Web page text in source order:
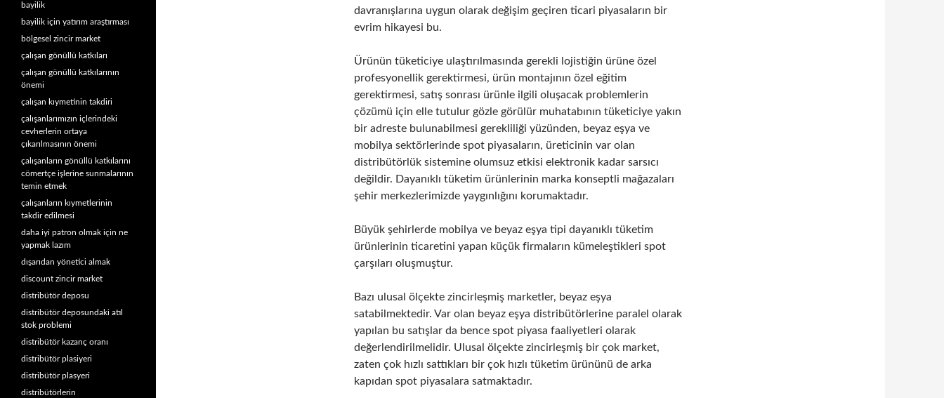
davranışlarına uygun olarak değişim geçiren ticari piyasaların bir
evrim hikayesi bu.
Ürünün tüketiciye ulaştırılmasında gerekli lojistiğin ürüne özel
profesyonellik gerektirmesi, ürün montajının özel eğitim
gerektirmesi, satış sonrası ürünle ilgili oluşacak problemlerin
çözümü için elle tutulur gözle görülür muhatabının tüketiciye yakın
bir adreste bulunabilmesi gerekliliği yüzünden, beyaz eşya ve
mobilya sektörlerinde spot piyasaların, üreticinin var olan
distribütörlük sistemine olumsuz etkisi elektronik kadar sarsıcı
değildir. Dayanıklı tüketim ürünlerinin marka konseptli mağazaları
şehir merkezlerimizde yaygınlığını korumaktadır.
Büyük şehirlerde mobilya ve beyaz eşya tipi dayanıklı tüketim
ürünlerinin ticaretini yapan küçük firmaların kümeleştikleri spot
çarşıları oluşmuştur.
Bazı ulusal ölçekte zincirleşmiş marketler, beyaz eşya
satabilmektedir. Var olan beyaz eşya distribütörlerine paralel olarak
yapılan bu satışlar da bence spot piyasa faaliyetleri olarak
değerlendirilmelidir. Ulusal ölçekte zincirleşmiş bir çok market,
zaten çok hızlı sattıkları bir çok hızlı tüketim ürününü de arka
kapıdan spot piyasalara satmaktadır.
bayilik
bayilik için yatırım araştırması
bölgesel zincir market
çalışan gönüllü katkıları
çalışan gönüllü katkılarının
önemi
çalışan kıymetinin takdiri
çalışanlarımızın içlerindeki
cevherlerin ortaya
çıkarılmasının önemi
çalışanların gönüllü katkılarını
cömertçe işlerine sunmalarının
temin etmek
çalışanların kıymetlerinin
takdir edilmesi
daha iyi patron olmak için ne
yapmak lazım
dışarıdan yönetici almak
discount zincir market
distribütör deposu
distribütör deposundaki atıl
stok problemi
distribütör kazanç oranı
distribütör plasiyeri
distribütör plasyeri
distribütörlerin